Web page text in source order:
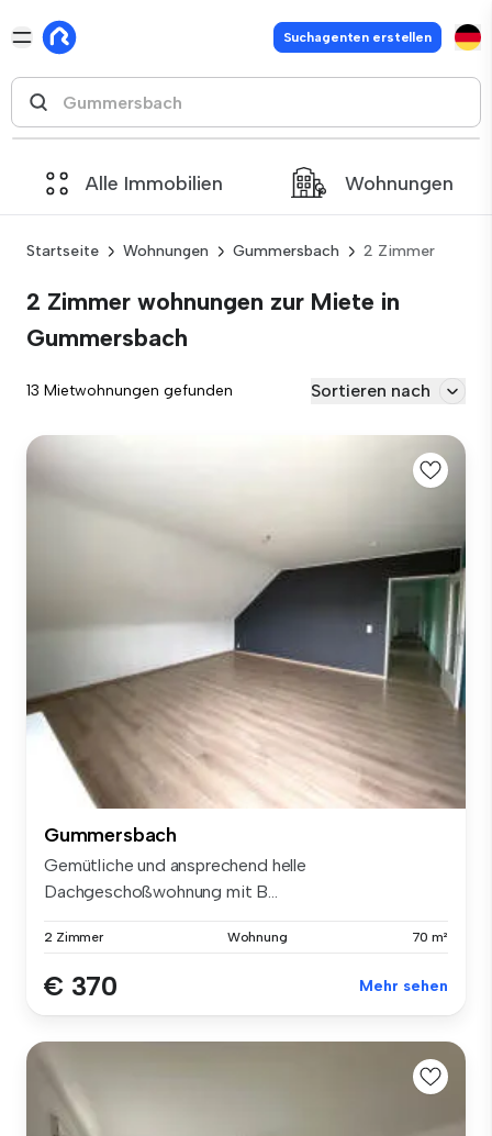
Suchagenten erstellen
Alle Immobilien Wohnungen
Startseite Wohnungen Gummersbach 2 Zimmer
2 Zimmer wohnungen zur Miete in
Gummersbach
13 Mietwohnungen gefunden Sortieren nach
Gummersbach
Gemütliche und ansprechend helle
Dachgeschoßwohnung mit B...
2 Zimmer Wohnung 70 m²
€ 370 Mehr sehen